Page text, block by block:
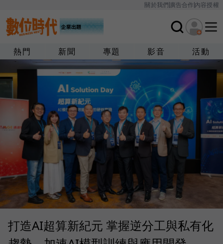
關於我們廣告合作內容授權
熱門 新聞 專題 影音 活動
打造AI超算新紀元 掌握逆分工與私有化